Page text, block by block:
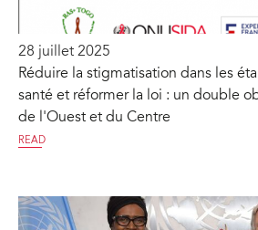
28 juillet 2025
Réduire la stigmatisation dans les
santé et réformer la loi : un double
de l'Ouest et du Centre
READ